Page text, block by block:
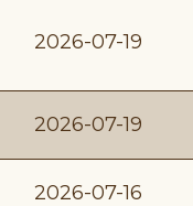
2026-07-19
2026-07-19
2026-07-16